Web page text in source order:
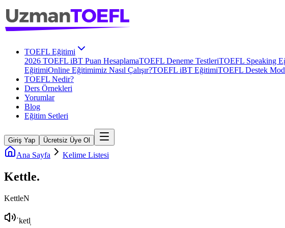
TOEFL Eğitimi
2026 TOEFL iBT Puan HesaplamaTOEFL Deneme TestleriTOEFL Speaking
EğitimiOnline Eğitimimiz Nasıl Çalışır?TOEFL iBT EğitimiTOEFL Destek
TOEFL Nedir?
Ders Örnekleri
Yorumlar
Blog
Eğitim Setleri
Giriş Yap Ücretsiz Üye Ol
Ana Sayfa Kelime Listesi
Kettle.
KettleN
ˈketl̩